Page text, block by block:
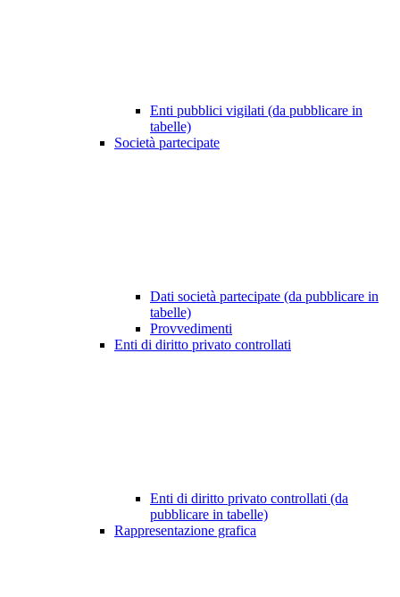
Enti pubblici vigilati (da pubblicare in
tabelle)
Società partecipate
Dati società partecipate (da pubblicare in
tabelle)
Provvedimenti
Enti di diritto privato controllati
Enti di diritto privato controllati (da
pubblicare in tabelle)
Rappresentazione grafica